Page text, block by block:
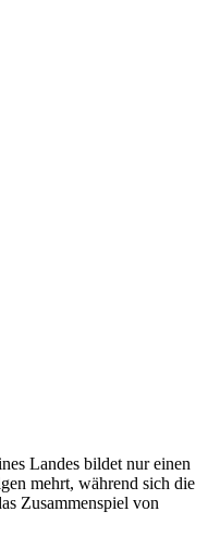
Landes bildet nur einen
mehrt, während sich die
Zusammenspiel von